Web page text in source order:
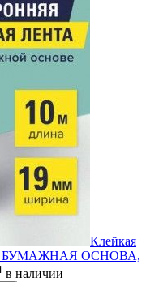
Клейкая
м, БУМАЖНАЯ ОСНОВА,
в наличии